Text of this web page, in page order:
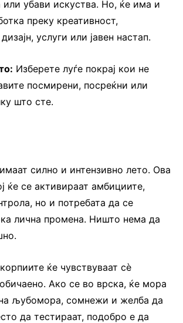
убави искуства. Но, ќе има и
преку креативност,
услуги или јавен настап.
Изберете луѓе покрај кои не
посмирени, посреќни или
што сте.
силно и интензивно лето. Ова
ќе се активираат амбициите,
но и потребата да се
лична промена. Ништо нема да
ќе чувствуваат сè
Ако се во врска, ќе мора
љубомора, сомнежи и желба да
да тестираат, подобро е да